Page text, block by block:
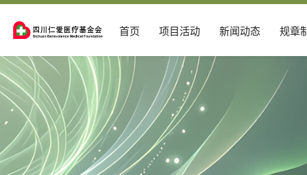
首页 项目活动 新闻动态 规章